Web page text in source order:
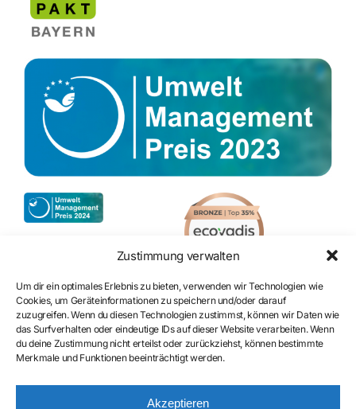
Zustimmung verwalten
Um dir ein optimales Erlebnis zu bieten, verwenden wir Technologien wie
Cookies, um Geräteinformationen zu speichern und/oder darauf
zuzugreifen. Wenn du diesen Technologien zustimmst, können wir Daten wie
das Surfverhalten oder eindeutige IDs auf dieser Website verarbeiten. Wenn
du deine Zustimmung nicht erteilst oder zurückziehst, können bestimmte
Merkmale und Funktionen beeinträchtigt werden.
Akzeptieren
Zertifizierung